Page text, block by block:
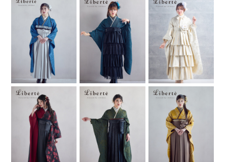
データだけではなくアルバムも残しておきたい方には
アルバム台紙をご用意しております。ご希望の方は店舗にてお声がけ
ください。
※アルバム作成には別途料金が発生します。